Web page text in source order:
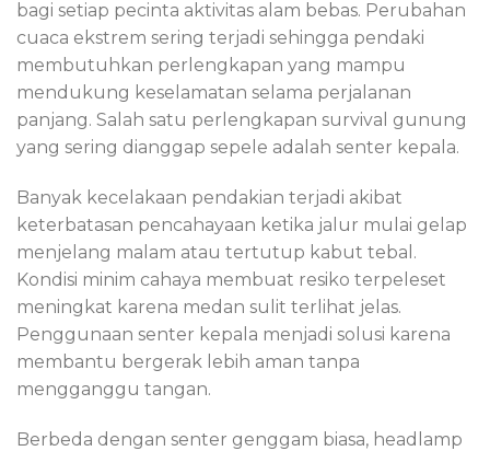
bagi setiap pecinta aktivitas alam bebas. Perubahan
cuaca ekstrem sering terjadi sehingga pendaki
membutuhkan perlengkapan yang mampu
mendukung keselamatan selama perjalanan
panjang. Salah satu perlengkapan survival gunung
yang sering dianggap sepele adalah senter kepala.
Banyak kecelakaan pendakian terjadi akibat
keterbatasan pencahayaan ketika jalur mulai gelap
menjelang malam atau tertutup kabut tebal.
Kondisi minim cahaya membuat resiko terpeleset
meningkat karena medan sulit terlihat jelas.
Penggunaan senter kepala menjadi solusi karena
membantu bergerak lebih aman tanpa
mengganggu tangan.
Berbeda dengan senter genggam biasa, headlamp